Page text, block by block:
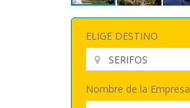
ELIGE DESTINO
Nombre de la Empresa